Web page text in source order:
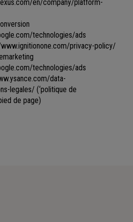
en/company/platform-
technologies/ads
privacy-policy/
technologies/ads
data-
legales/ (‘politique de
de page)